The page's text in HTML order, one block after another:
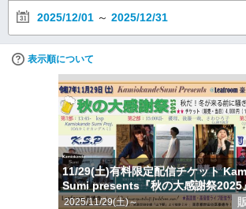
2025/12/01 ～ 2025/12/31
表示順について
11/29(土)有料限定配信チケット
Sumi presents『秋の大感謝祭2025
2025/11/29(土)～